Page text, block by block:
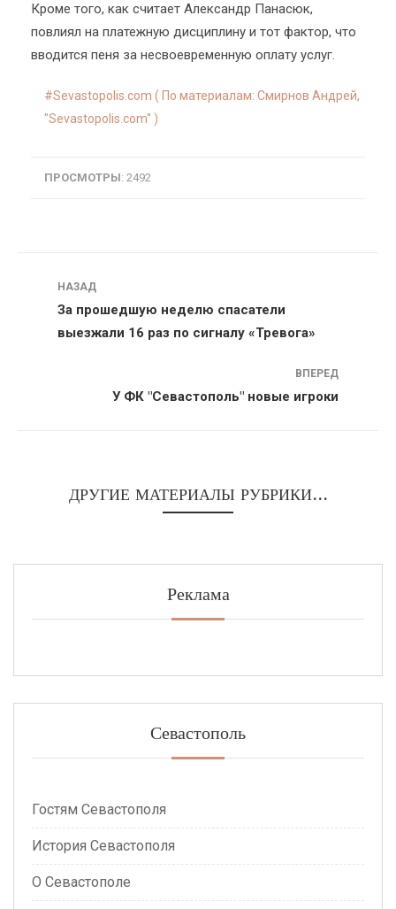
Кроме того, как считает Александр Панасюк,
повлиял на платежную дисциплину и тот фактор, что
вводится пеня за несвоевременную оплату услуг.
Sevastopolis.com ( По материалам: Смирнов Андрей,
"Sevastopolis.com" )
ПРОСМОТРЫ: 2492
Навигация
НАЗАД
За прошедшую неделю спасатели
выезжали 16 раз по сигналу «Тревога»
ВПЕРЕД
У ФК "Севастополь" новые игроки
ДРУГИЕ МАТЕРИАЛЫ РУБРИКИ...
Реклама
Севастополь
Гостям Севастополя
История Севастополя
О Севастополе